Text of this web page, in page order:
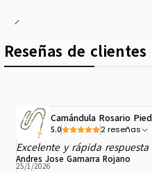
Reseñas de clientes
Camándula Rosario
5.0 2 reseñas
Excelente y rápida
Andres Jose Gamarra Rojano
25/1/2026